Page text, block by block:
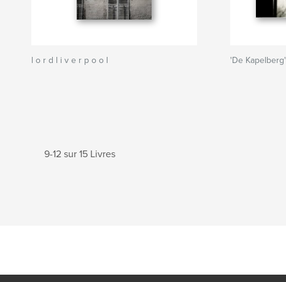
l o r d l i v e r p o o l 'De Kapelberg'
9-12 sur 15 Livres